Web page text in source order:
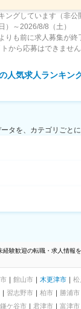
ングしています（非公
）～2026/8/8（土）
りも前に求人募集が終
から応募はできませ
人気求人ランキン
タを、カテゴリごとに
験歓迎の転職・求人情報
館山市 木更津市 松
習志野市 柏市 勝浦市
鎌ケ谷市 君津市 富津市